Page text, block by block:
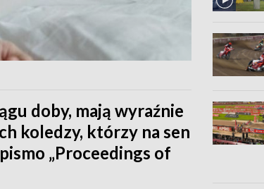
doby, mają wyraźnie
koledzy, którzy na sen
„Proceedings of